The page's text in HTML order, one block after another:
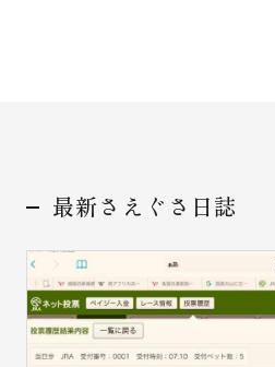
最新さえぐさ日誌